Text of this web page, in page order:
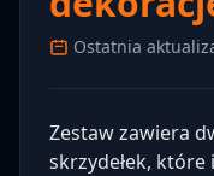
Ostatnia
Zestaw zawiera
skrzydełek,